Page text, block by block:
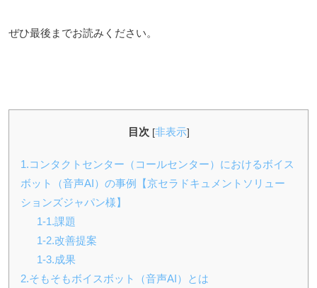
ぜひ最後までお読みください。
目次 [非表示]
1.コンタクトセンター（コールセンター）におけるボイス
ボット（音声AI）の事例【京セラドキュメントソリュー
ションズジャパン様】
1-1.課題
1-2.改善提案
1-3.成果
2.そもそもボイスボット（音声AI）とは